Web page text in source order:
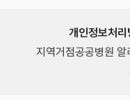
개인정보처리
지역거점공공병원 알